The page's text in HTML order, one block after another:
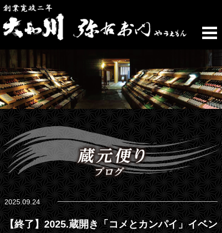
2025.09.24
【終了】2025.蔵開き「コメとカンパイ」イベン